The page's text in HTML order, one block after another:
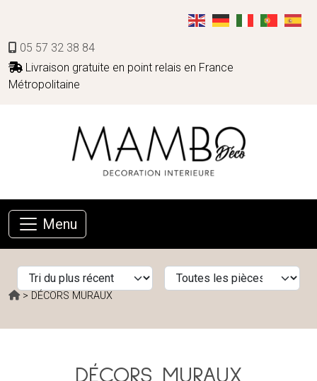
05 57 32 38 84
Livraison gratuite en point relais en France
Métropolitaine
Menu
> DÉCORS MURAUX
DÉCORS MURAUX